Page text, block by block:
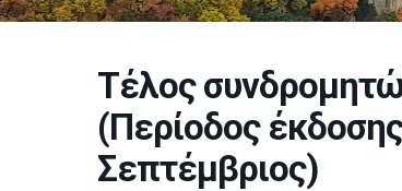
Τέλος
(Περίοδος
Σεπτέμβριος)